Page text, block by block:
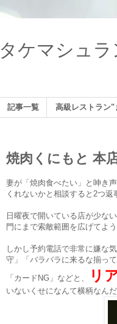
タケマシュラ
記事一覧 高級レストラン
焼肉くにもと 本
妻が「焼肉食べたい」と呻き
くれないかと相談すると2つ返
日曜夜で開いている店が少な
門にまで索敵範囲を広げてよ
しかし予約電話で非常に嫌な
守」「バラバラに来るな揃っ
「カードNG」などと、
リ
いないくせになんて横柄なん